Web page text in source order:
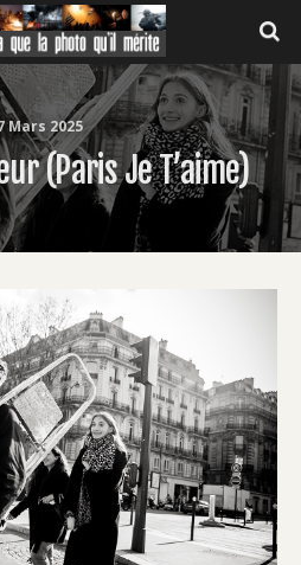
Mars 2025
(Paris Je T’aime)